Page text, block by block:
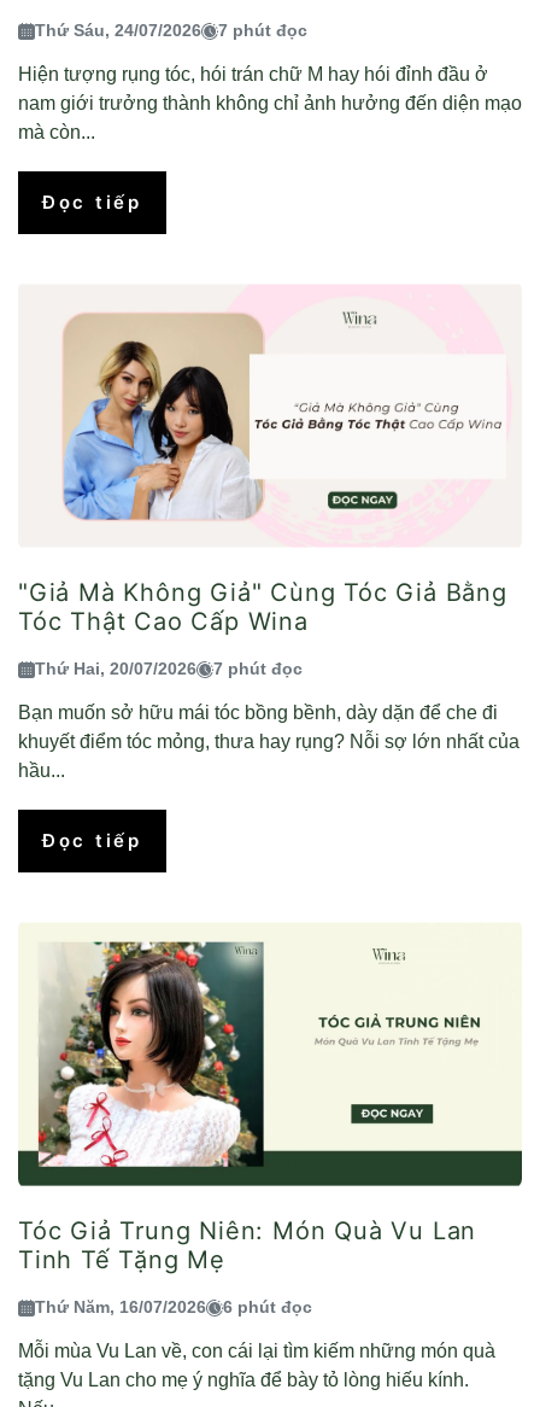
Thứ Sáu, 24/07/2026 7 phút đọc
Hiện tượng rụng tóc, hói trán chữ M hay hói đỉnh đầu ở
nam giới trưởng thành không chỉ ảnh hưởng đến diện mạo
mà còn...
Đọc tiếp
"Giả Mà Không Giả" Cùng Tóc Giả Bằng
Tóc Thật Cao Cấp Wina
Thứ Hai, 20/07/2026 7 phút đọc
Bạn muốn sở hữu mái tóc bồng bềnh, dày dặn để che đi
khuyết điểm tóc mỏng, thưa hay rụng? Nỗi sợ lớn nhất của
hầu...
Đọc tiếp
Tóc Giả Trung Niên: Món Quà Vu Lan
Tinh Tế Tặng Mẹ
Thứ Năm, 16/07/2026 6 phút đọc
Mỗi mùa Vu Lan về, con cái lại tìm kiếm những món quà
tặng Vu Lan cho mẹ ý nghĩa để bày tỏ lòng hiếu kính.